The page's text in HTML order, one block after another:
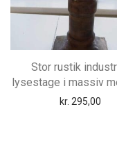
Stor rustik
lysestage i massiv
kr. 295,00